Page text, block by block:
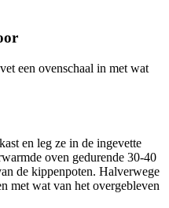
een ovenschaal in met wat
en leg ze in de ingevette
oven gedurende 30-40
de kippenpoten. Halverwege
met wat van het overgebleven